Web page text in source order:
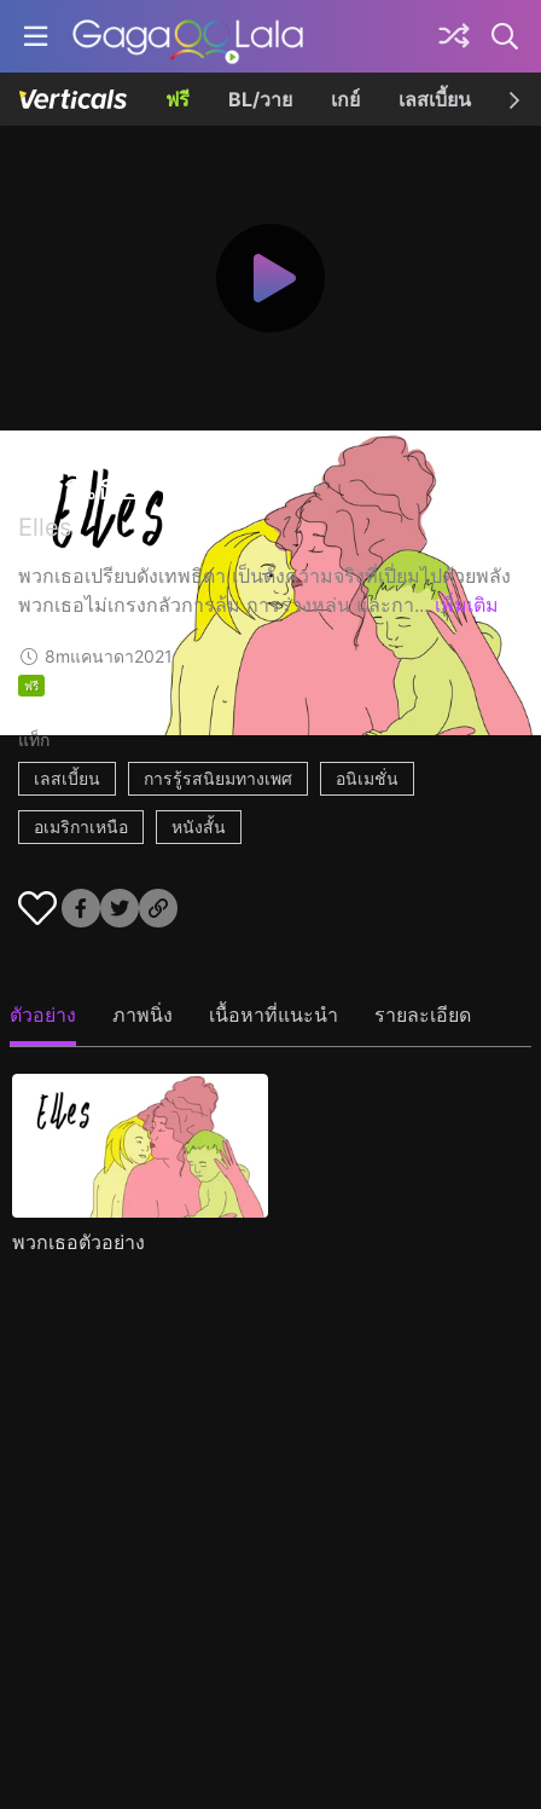
ฟรี BL/วาย เกย์ เลสเบี้ยน เค
พวกเธอ
Elles
พวกเธอเปรียบดังเทพธิดา เป็นดั่งความจริงที่เปี่ยมไปด้วยพลัง
พวกเธอไม่เกรงกลัวการล้ม การร่วงหล่น และกา... เพิ่มเติม
8mแคนาดา2021
ฟรี
แท็ก
เลสเบี้ยน
การรู้รสนิยมทางเพศ อนิเมชั่น
อเมริกาเหนือ หนังสั้น
ตัวอย่าง ภาพนิ่ง เนื้อหาที่แนะนำ รายละเอียด
พวกเธอตัวอย่าง